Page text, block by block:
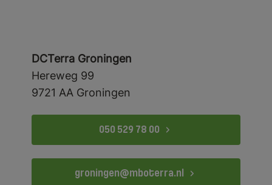
DCTerra Groningen
Hereweg 99
9721 AA Groningen
050 529 78 00
groningen@mboterra.nl